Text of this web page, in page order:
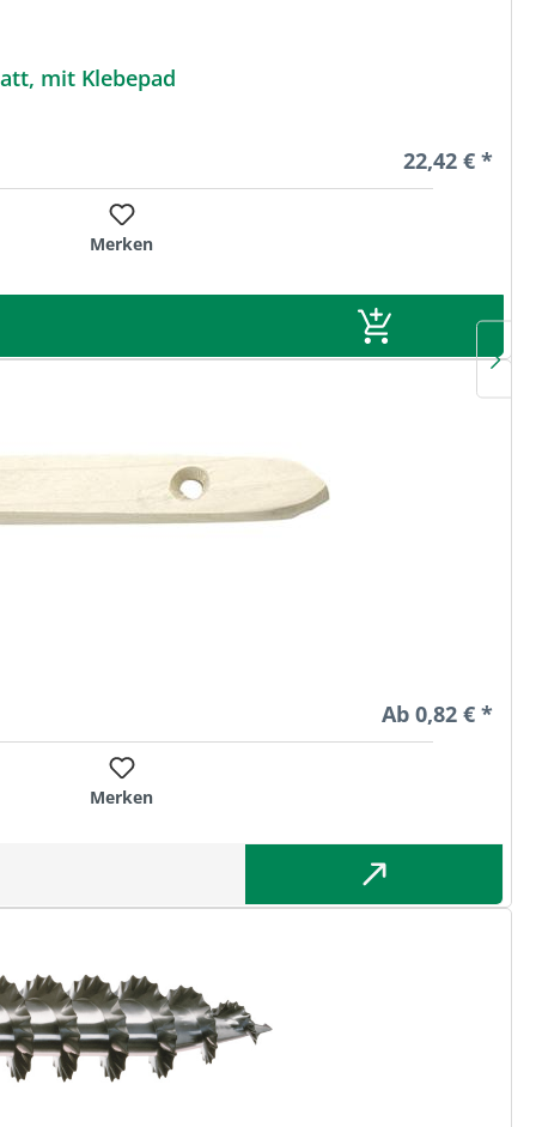
mit Klebepad
Regulärer
22,42 € *
Merken
Regulärer
Ab 0,82 € *
Merken